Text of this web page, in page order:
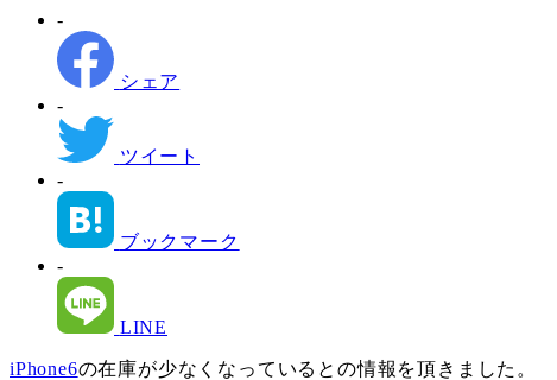
ゴ
リ
ー
-
シェア
-
ツイート
-
ブックマーク
-
LINE
iPhone6の在庫が少なくなっているとの情報を頂きました。